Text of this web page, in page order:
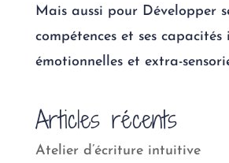
Mais aussi pour Développer
compétences et ses capacités
émotionnelles et extra-
Articles récents
Atelier d’écriture intuitive